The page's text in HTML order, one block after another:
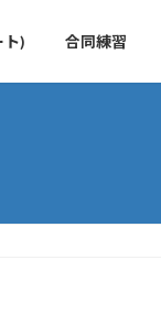
ト) 合同練習